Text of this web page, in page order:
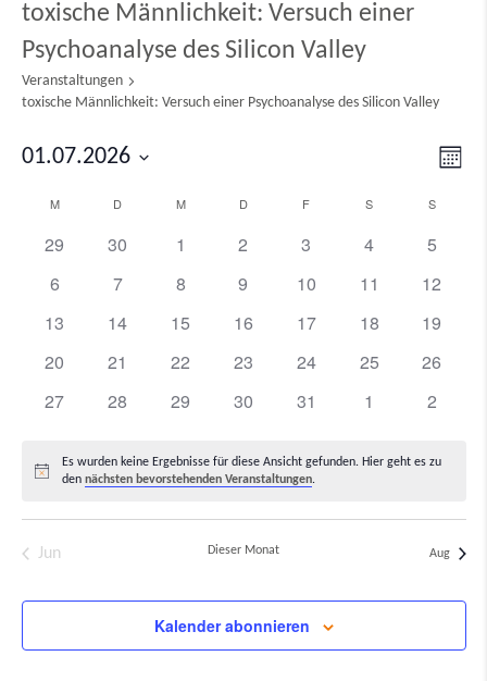
toxische Männlichkeit: Versuch einer
Psychoanalyse des Silicon Valley
Veranstaltungen
toxische Männlichkeit: Versuch einer Psychoanalyse des Silicon Valley
01.07.2026
Kalender
von
Veranstaltungen
M D DIENSTAGMMITTWOCH
DDONNERSTAG
F S SAMSTAGS
0
29
0
30
0
1
0
2
0
3
0
4
0
5
0
6
0
7
0
8
0
9
0
10
0
11
0
12
0
13
0
14
0
15
0
16
0
17
0
18
0
19
0
20
0
21
0
22
0
23
0
24
0
25
0
26
0
27
0
28
0
29
0
30
0
31
0
1
0
2
Hinweis
Es wurden keine Ergebnisse für diese Ansicht gefunden. Hier geht es zu
dennächsten bevorstehenden Veranstaltungen.
Jun Dieser Monat Aug
Kalender abonnieren